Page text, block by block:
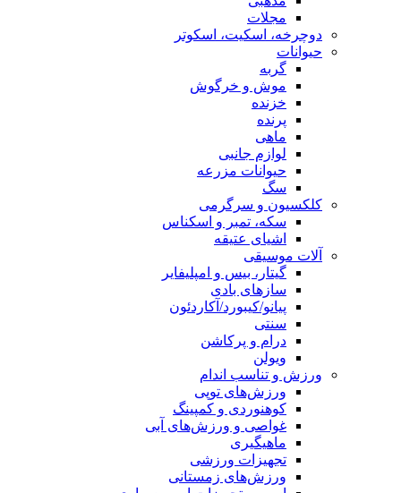
مجلات
دوچرخه، اسکیت، اسکوتر
حیوانات
گربه
موش و خرگوش
خزنده
پرنده
ماهی
لوازم جانبی
حیوانات مزرعه
سگ
کلکسیون و سرگرمی
سکه، تمبر و اسکناس
اشیای عتیقه
آلات موسیقی
گیتار، بیس و امپلیفایر
سازهای بادی
پیانو/کیبورد/آکاردئون
سنتی
درام و پرکاشن
ویولن
ورزش و تناسب اندام
ورزش‌های توپی
کوهنوردی و کمپینگ
غواصی و ورزش‌های آبی
ماهیگیری
تجهیزات ورزشی
ورزش‌های زمستانی